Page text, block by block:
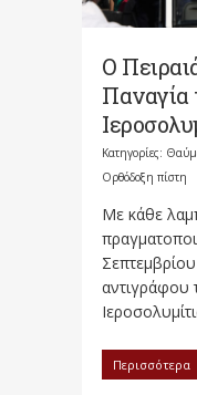
Ο
Παναγία
Κατηγορίες:
Ορθόδοξη πίστη
Με κάθε
αντιγράφου
Περισσότερα